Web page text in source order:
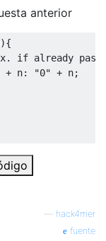
anterior
){
if already
+ n: "0" + n;
hack4mer
fuente